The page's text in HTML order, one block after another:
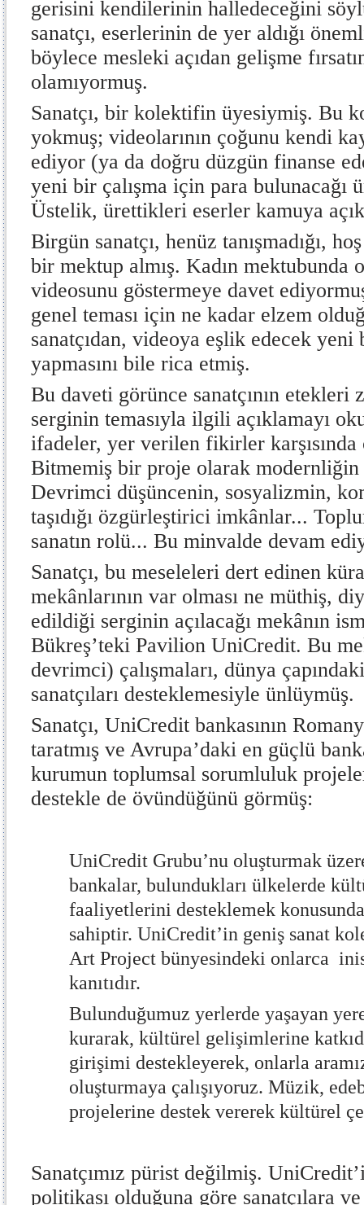
gerisini kendilerinin halledeceğini
sanatçı, eserlerinin de yer aldığı
böylece mesleki açıdan gelişme
olamıyormuş.
Sanatçı, bir kolektifin üyesiymiş. Bu
yokmuş; videolarının çoğunu kendi
ediyor (ya da doğru düzgün finanse
yeni bir çalışma için para bulunacağı
Üstelik, ürettikleri eserler kamuya
Birgün sanatçı, henüz tanışmadığı,
bir mektup almış. Kadın mektubunda
videosunu göstermeye davet
genel teması için ne kadar elzem
sanatçıdan, videoya eşlik edecek yeni
yapmasını bile rica etmiş.
Bu daveti görünce sanatçının etekleri
serginin temasıyla ilgili açıklamayı
ifadeler, yer verilen fikirler karşısında
Bitmemiş bir proje olarak
Devrimci düşüncenin, sosyalizmin,
taşıdığı özgürleştirici imkânlar...
sanatın rolü... Bu minvalde devam
Sanatçı, bu meseleleri dert edinen
mekânlarının var olması ne müthiş,
edildiği serginin açılacağı mekânın
Bükreş’teki Pavilion UniCredit. Bu
devrimci) çalışmaları, dünya
sanatçıları desteklemesiyle ünlüymüş.
Sanatçı, UniCredit bankasının
taratmış ve Avrupa’daki en güçlü
kurumun toplumsal sorumluluk
destekle de övündüğünü görmüş:
UniCredit Grubu’nu oluşturmak
bankalar, bulundukları ülkelerde
faaliyetlerini desteklemek
sahiptir. UniCredit’in geniş sanat
Art Project bünyesindeki onlarca
kanıtıdır.
Bulunduğumuz yerlerde yaşayan
kurarak, kültürel gelişimlerine
girişimi destekleyerek, onlarla
oluşturmaya çalışıyoruz. Müzik,
projelerine destek vererek kültürel
Sanatçımız pürist değilmiş.
politikası olduğuna göre sanatçılara